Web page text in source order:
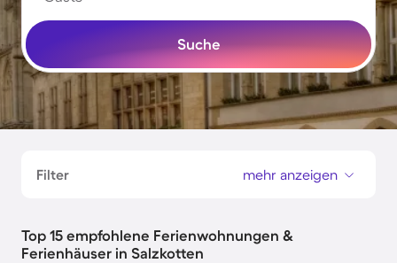
Suche
Filter mehr anzeigen
Top 15 empfohlene Ferienwohnungen &
Ferienhäuser in Salzkotten